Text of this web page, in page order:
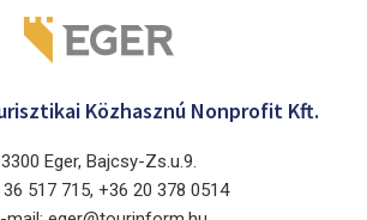
Közhasznú Nonprofit Kft.
3300 Eger, Bajcsy-Zs.u.9.
517 715, +36 20 378 0514